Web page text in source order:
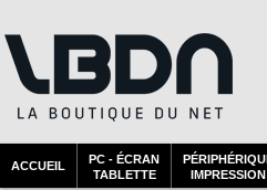
ACCUEIL
PC - ÉCRAN
TABLETTE
IMPRESSION